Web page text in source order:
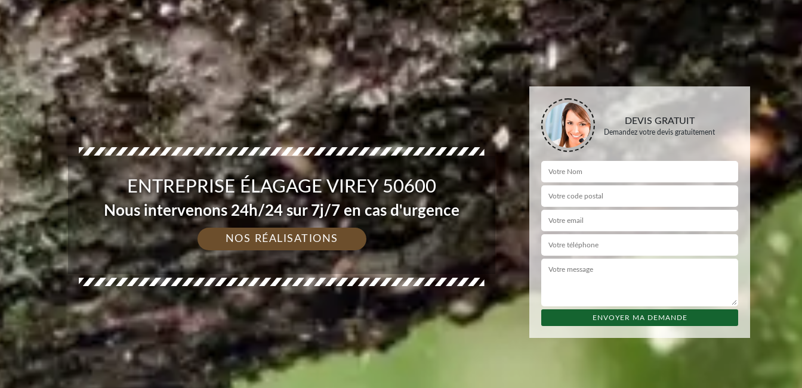
ENTREPRISE ÉLAGAGE VIREY 50600
Nous intervenons 24h/24 sur 7j/7 en cas d'urgence
NOS RÉALISATIONS
DEVIS GRATUIT
Demandez votre devis gratuitement